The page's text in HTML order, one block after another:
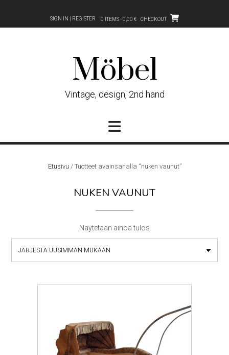
content
SIGN IN | REGISTER 0 ITEMS - 0,00 € CHECKOUT
Möbel
Vintage, design, 2nd hand
Etusivu / Tuotteet avainsanalla “nuken vaunut”
NUKEN VAUNUT
Näytetään ainoa tulos